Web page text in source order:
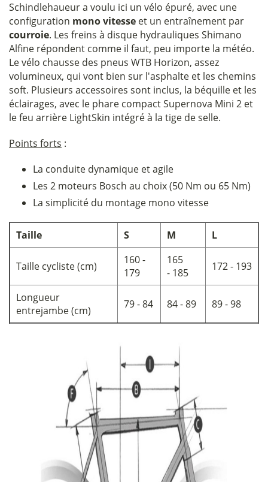
Schindlehaueur a voulu ici un vélo épuré, avec une
configuration mono vitesse et un entraînement par
courroie. Les freins à disque hydrauliques Shimano
Alfine répondent comme il faut, peu importe la météo.
Le vélo chausse des pneus WTB Horizon, assez
volumineux, qui vont bien sur l'asphalte et les chemins
soft. Plusieurs accessoires sont inclus, la béquille et les
éclairages, avec le phare compact Supernova Mini 2 et
le feu arrière LightSkin intégré à la tige de selle.
Points forts :
La conduite dynamique et agile
Les 2 moteurs Bosch au choix (50 Nm ou 65 Nm)
La simplicité du montage mono vitesse
Taille S M L
Taille cycliste (cm)
160 -
179
165
- 185
172 - 193
Longueur
entrejambe (cm)
79 - 84 84 - 89 89 - 98